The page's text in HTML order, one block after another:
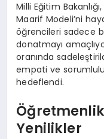
Milli Eğitim
Maarif Modeli’ni
öğrencileri sadece
donatmayı
oranında
empati ve
hedeflendi.
Yenilikler